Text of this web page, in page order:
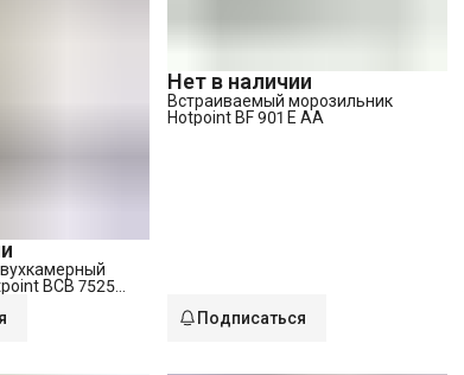
BCB 7525
Нет в наличии
Встраиваемый морозильник
Hotpoint BF 901 E AA
Подписаться